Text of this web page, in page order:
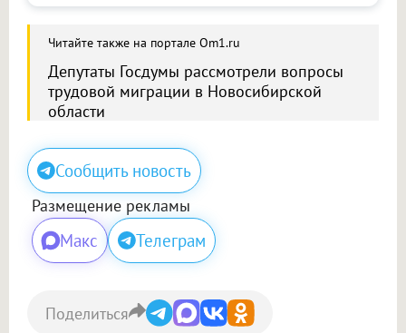
Читайте также на портале Om1.ru
Депутаты Госдумы рассмотрели вопросы
трудовой миграции в Новосибирской
области
Сообщить новость
Размещение рекламы
Макс Телеграм
Поделиться